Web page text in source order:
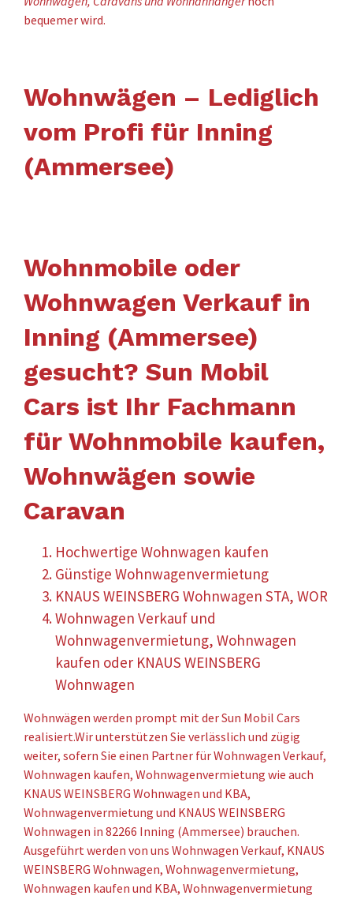
bequemer wird.
Wohnwägen – Lediglich
vom Profi für Inning
(Ammersee)
Wohnmobile oder
Wohnwagen Verkauf in
Inning (Ammersee)
gesucht? Sun Mobil
Cars ist Ihr Fachmann
für Wohnmobile kaufen,
Wohnwägen sowie
Caravan
Hochwertige Wohnwagen kaufen
Günstige Wohnwagenvermietung
KNAUS WEINSBERG Wohnwagen STA, WOR
Wohnwagen Verkauf und
Wohnwagenvermietung, Wohnwagen
kaufen oder KNAUS WEINSBERG
Wohnwagen
Wohnwägen werden prompt mit der Sun Mobil Cars
realisiert.Wir unterstützen Sie verlässlich und zügig
weiter, sofern Sie einen Partner für Wohnwagen Verkauf,
Wohnwagen kaufen, Wohnwagenvermietung wie auch
KNAUS WEINSBERG Wohnwagen und KBA,
Wohnwagenvermietung und KNAUS WEINSBERG
Wohnwagen in 82266 Inning (Ammersee) brauchen.
Ausgeführt werden von uns Wohnwagen Verkauf, KNAUS
WEINSBERG Wohnwagen, Wohnwagenvermietung,
Wohnwagen kaufen und KBA, Wohnwagenvermietung